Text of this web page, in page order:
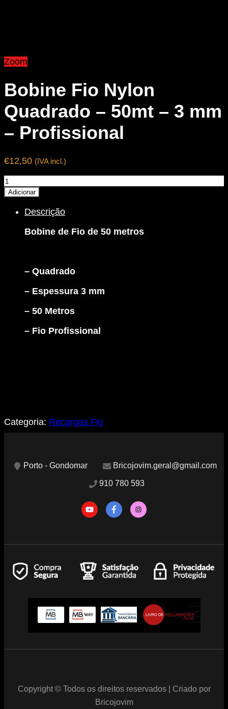
Zoom
Bobine Fio Nylon
Quadrado – 50mt – 3 mm
– Profissional
€12,50 (IVA incl.)
Quantidade
de
Fio
Quadrado
Profissional
Adicionar
Descrição
Bobine de Fio de 50 metros
– Quadrado
– Espessura 3 mm
– 50 Metros
– Fio Profissional
Categoria: Recargas Fio
Porto - Gondomar Bricojovim.geral@gmail.com
910 780 593
Copyright © Todos os direitos reservados | Criado por
Bricojovim